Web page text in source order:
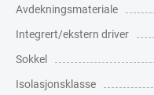
Avdekningsmateriale
Integrert/ekstern driver
Sokkel
Isolasjonsklasse